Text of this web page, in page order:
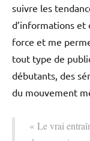
suivre les
d’informations et
force et me
tout type de
débutants, des
du mouvement
« Le vrai